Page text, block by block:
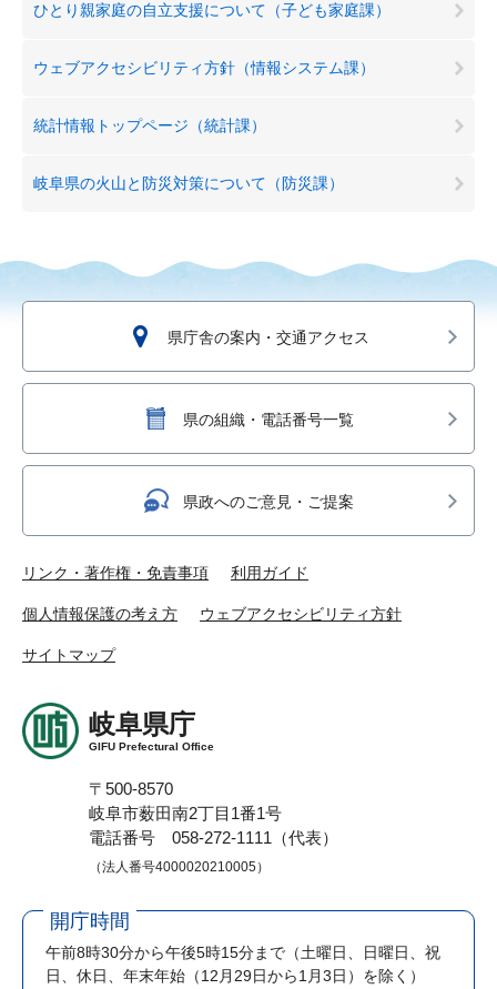
ひとり親家庭の自立支援について（子ども家庭課）
ウェブアクセシビリティ方針（情報システム課）
統計情報トップページ（統計課）
岐阜県の火山と防災対策について（防災課）
県庁舎の案内・交通アクセス
県の組織・電話番号一覧
県政へのご意見・ご提案
リンク・著作権・免責事項 利用ガイド
個人情報保護の考え方 ウェブアクセシビリティ方針
サイトマップ
岐阜県庁
GIFU Prefectural Office
〒500-8570
岐阜市薮田南2丁目1番1号
電話番号 058-272-1111（代表）
（法人番号4000020210005）
開庁時間
午前8時30分から午後5時15分まで （土曜日、日曜日、祝
日、休日、年末年始（12月29日から1月3日）を除く）